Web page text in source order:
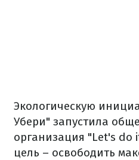
Экологическую
Убери" запустила
организация "Let's do
цель – освободить